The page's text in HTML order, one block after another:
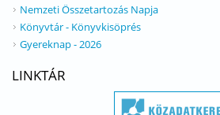
Nemzeti Összetartozás Napja
Könyvtár - Könyvkisöprés
Gyereknap - 2026
LINKTÁR